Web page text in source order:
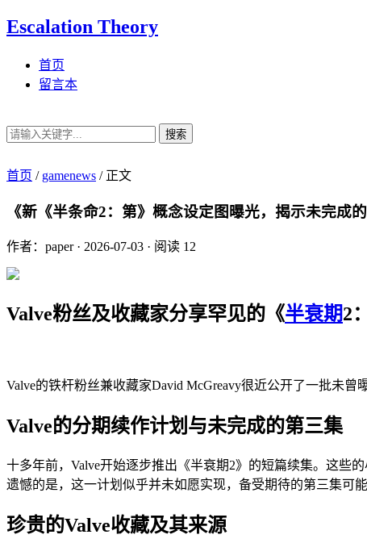
Escalation Theory
首页
留言本
搜索
首页 / gamenews /正文
《新《半条命2：第》概念设定图曝光，揭示未完成的
作者：paper· 2026-07-03 · 阅读 12
Valve粉丝及收藏家分享罕见的《半衰期2
Valve的铁杆粉丝兼收藏家David McGreavy很近公开了一批未曾
Valve的分期续作计划与未完成的第三集
十多年前，Valve开始逐步推出《半衰期2》的短篇续集。这些的
遗憾的是，这一计划似乎并未如愿实现，备受期待的第三集可
珍贵的Valve收藏及其来源